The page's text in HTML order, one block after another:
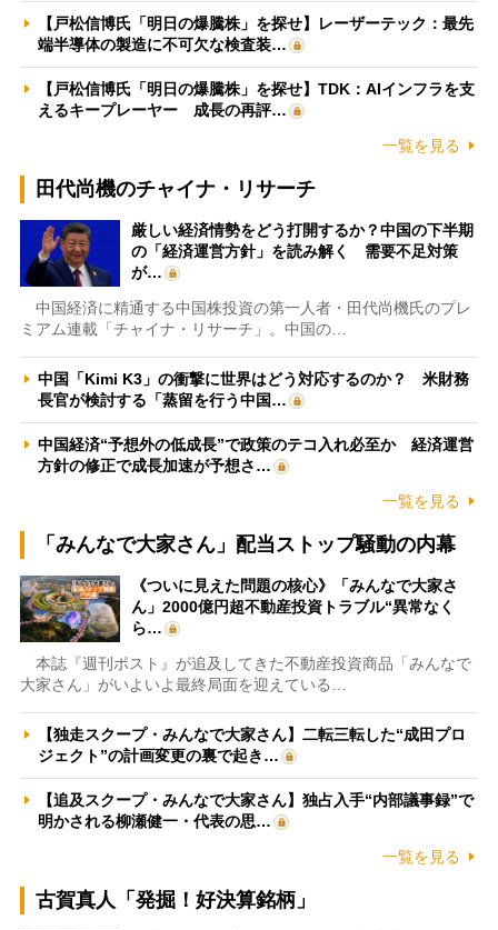
【戸松信博氏「明日の爆騰株」を探せ】レーザーテック：最先
端半導体の製造に不可欠な検査装…
【戸松信博氏「明日の爆騰株」を探せ】TDK：AIインフラを支
えるキープレーヤー 成長の再評…
一覧を見る
田代尚機のチャイナ・リサーチ
厳しい経済情勢をどう打開するか？中国の下半期
の「経済運営方針」を読み解く 需要不足対策
が…
中国経済に精通する中国株投資の第一人者・田代尚機氏のプレ
ミアム連載「チャイナ・リサーチ」。中国の…
中国「Kimi K3」の衝撃に世界はどう対応するのか？ 米財務
長官が検討する「蒸留を行う中国…
中国経済“予想外の低成長”で政策のテコ入れ必至か 経済運営
方針の修正で成長加速が予想さ…
一覧を見る
「みんなで大家さん」配当ストップ騒動の内幕
《ついに見えた問題の核心》「みんなで大家さ
ん」2000億円超不動産投資トラブル“異常なく
ら…
本誌『週刊ポスト』が追及してきた不動産投資商品「みんなで
大家さん」がいよいよ最終局面を迎えている…
【独走スクープ・みんなで大家さん】二転三転した“成田プロ
ジェクト”の計画変更の裏で起き…
【追及スクープ・みんなで大家さん】独占入手“内部議事録”で
明かされる柳瀬健一・代表の思…
一覧を見る
古賀真人「発掘！好決算銘柄」